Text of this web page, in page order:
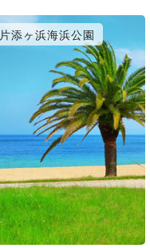
片添ヶ浜海浜公園